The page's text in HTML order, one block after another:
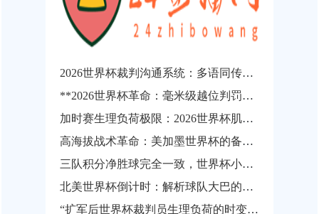
2026世界杯裁判沟通系统：多语同传技术的演进临界点与战略价值重构
**2026世界杯革命：毫米级越位判罚如何让“争议悬案”成为历史**
加时赛生理负荷极限：2026世界杯肌肉损伤风险的动态概率预测
高海拔战术革命：美加墨世界杯的备战新逻辑
三队积分净胜球完全一致，世界杯小组出线权如何精确计算？
北美世界杯倒计时：解析球队大巴的分钟级路线规划与动态调度逻辑
“扩军后世界杯裁判员生理负荷的时变非线性演化与疲劳实时预警机制研究”